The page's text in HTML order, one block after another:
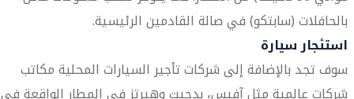
بالحافلات (سابتكو) في صالة القادمين الرئيسية.
استئجار سيارة
سوف تجد بالإضافة إلى شركات تأجير السيارات المحلية مكاتب
شركات عالمية مثل آفيس، بدجيت وهيرتز في المطار الواقعة في